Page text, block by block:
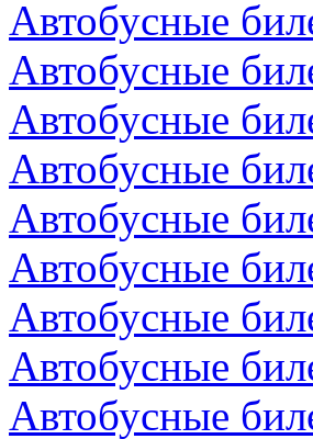
Автобусные
Автобусные
Автобусные
Автобусные
Автобусные
Автобусные
Автобусные
Автобусные
Автобусные